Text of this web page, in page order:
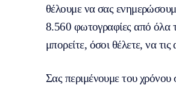
θέλουμε να σας
8.560 φωτογραφίες από όλα
μπορείτε, όσοι θέλετε, να τις
Σας περιμένουμε του